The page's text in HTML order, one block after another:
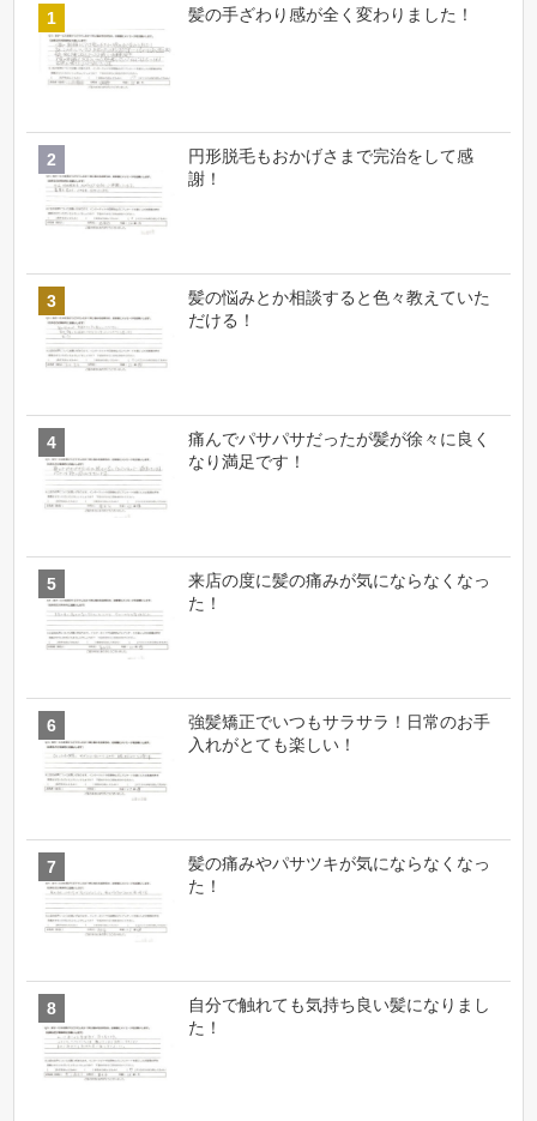
髪の手ざわり感が全く変わりました！
円形脱毛もおかげさまで完治をして感
謝！
髪の悩みとか相談すると色々教えていた
だける！
痛んでパサパサだったが髪が徐々に良く
なり満足です！
来店の度に髪の痛みが気にならなくなっ
た！
強髪矯正でいつもサラサラ！日常のお手
入れがとても楽しい！
髪の痛みやパサツキが気にならなくなっ
た！
自分で触れても気持ち良い髪になりまし
た！